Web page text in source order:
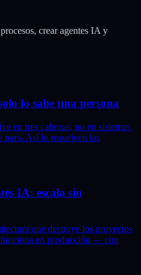
crear agentes IA y
lo sabe una persona
en tres cabezas, no en sistemas.
para. Así lo resuelven las
IA: escala sin
que destruye los proyectos
en producción — con